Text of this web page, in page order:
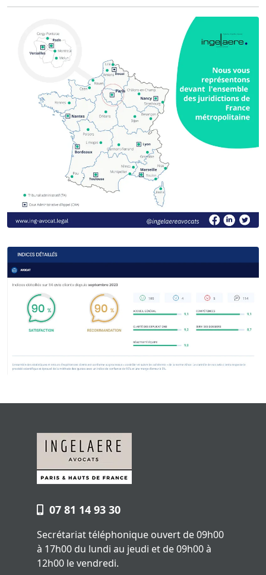
07 81 14 93 30
Secrétariat téléphonique ouvert de 09h00
à 17h00 du lundi au jeudi et de 09h00 à
12h00 le vendredi.